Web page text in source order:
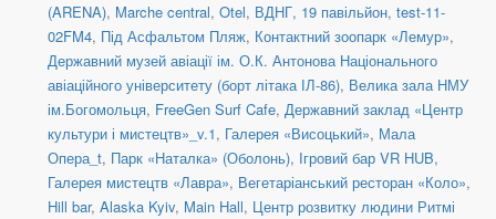
(ARENA), Marche central, Otel, ВДНГ, 19 павільйон, test-11-
02FM4, Під Асфальтом Пляж, Контактний зоопарк «Лемур»,
Державний музей авіації ім. О.К. Антонова Національного
авіаційного університету (борт літака ІЛ-86), Велика зала НМУ
ім.Богомольця, FreeGen Surf Cafe, Державний заклад «Центр
культури і мистецтв»_v.1, Галерея «Висоцький», Мала
Опера_t, Парк «Наталка» (Оболонь), Ігровий бар VR HUB,
Галерея мистецтв «Лавра», Вегетаріанський ресторан «Коло»,
Hill bar, Alaska Kyiv, Main Hall, Центр розвитку людини Ритмі